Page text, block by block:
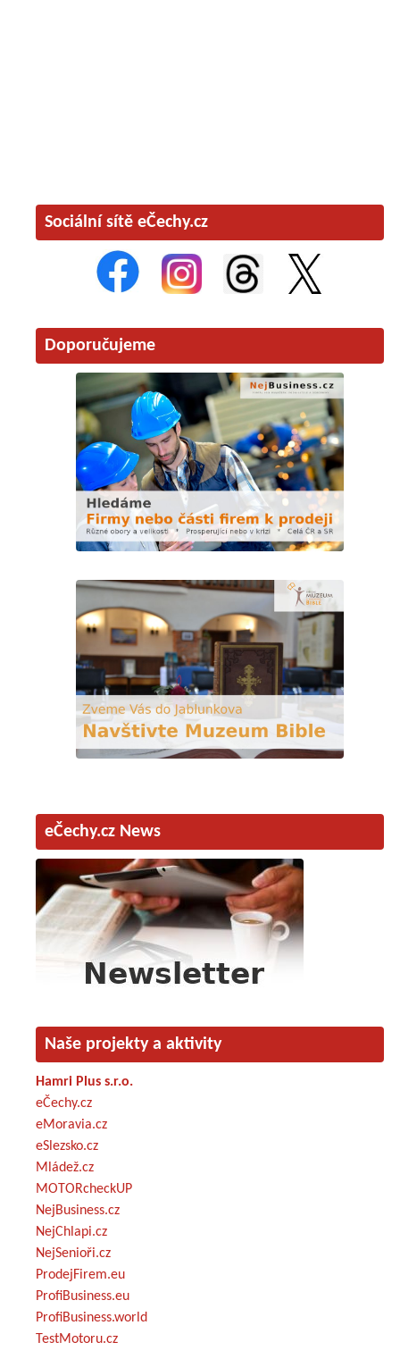
Sociální sítě eČechy.cz
Doporučujeme
eČechy.cz News
Naše projekty a aktivity
Hamri Plus s.r.o.
eČechy.cz
eMoravia.cz
eSlezsko.cz
Mládež.cz
MOTORcheckUP
NejBusiness.cz
NejChlapi.cz
NejSenioři.cz
ProdejFirem.eu
ProfiBusiness.eu
ProfiBusiness.world
TestMotoru.cz